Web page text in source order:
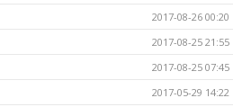
2017-08-26 00:20
2017-08-25 21:55
2017-08-25 07:45
2017-05-29 14:22